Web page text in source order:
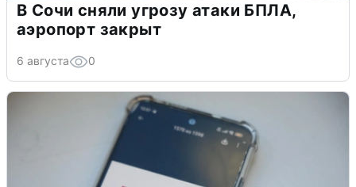
В Сочи сняли угрозу атаки БПЛА,
аэропорт закрыт
6 августа 0